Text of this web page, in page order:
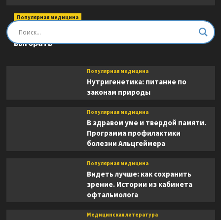
Популярная медицина
Быть врачом. Как помогать, развиваться и не
выгорать
Популярная медицина
Нутригенетика: питание по
законам природы
Популярная медицина
В здравом уме и твердой памяти.
Программа профилактики
болезни Альцгеймера
Популярная медицина
Видеть лучше: как сохранить
зрение. Истории из кабинета
офтальмолога
Медицинская литература